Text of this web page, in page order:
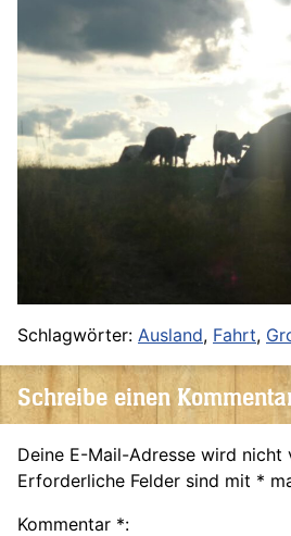
Schlagwörter: Ausland, Fahrt,
Schreibe einen
Deine E-Mail-Adresse wird
Erforderliche Felder sind mit *
Kommentar *